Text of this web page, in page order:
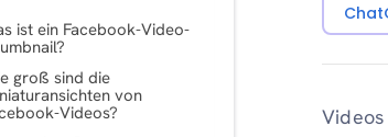
ist ein Facebook-Video-
groß sind die
von
Videos?